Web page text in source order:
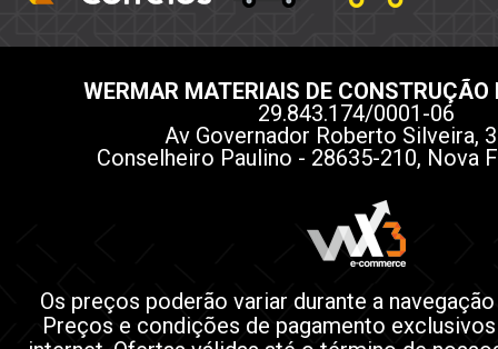
WERMAR MATERIAIS DE CONSTRUÇÃO
29.843.174/0001-06
Av Governador Roberto Silveira,
Conselheiro Paulino - 28635-210, Nova
Os preços poderão variar durante a
Preços e condições de pagamento